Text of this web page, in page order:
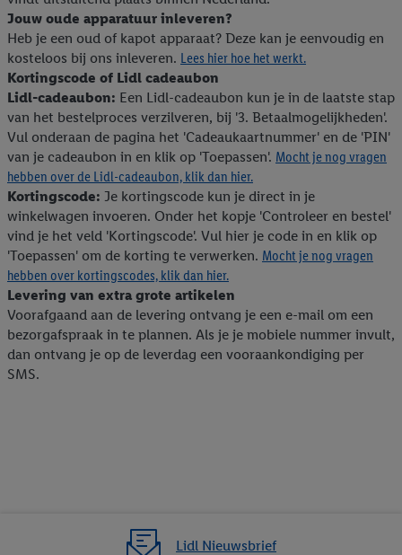
Jouw oude apparatuur inleveren?
Heb je een oud of kapot apparaat? Deze kan je eenvoudig en
kosteloos bij ons inleveren. Lees hier hoe het werkt.
Kortingscode of Lidl cadeaubon
Lidl-cadeaubon: Een Lidl-cadeaubon kun je in de laatste stap
van het bestelproces verzilveren, bij '3. Betaalmogelijkheden'.
Vul onderaan de pagina het 'Cadeaukaartnummer' en de 'PIN'
van je cadeaubon in en klik op 'Toepassen'. Mocht je nog vragen
hebben over de Lidl-cadeaubon, klik dan hier.
Kortingscode: Je kortingscode kun je direct in je
winkelwagen invoeren. Onder het kopje 'Controleer en bestel'
vind je het veld 'Kortingscode'. Vul hier je code in en klik op
'Toepassen' om de korting te verwerken. Mocht je nog vragen
hebben over kortingscodes, klik dan hier.
Levering van extra grote artikelen
Voorafgaand aan de levering ontvang je een e-mail om een
bezorgafspraak in te plannen. Als je je mobiele nummer invult,
dan ontvang je op de leverdag een vooraankondiging per
SMS.
Lidl Nieuwsbrief